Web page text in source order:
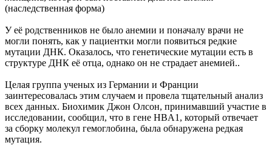
(наследственная форма)
У её родственников не было анемии и поначалу врачи не
могли понять, как у пациентки могли появиться редкие
мутации ДНК. Оказалось, что генетические мутации есть в
структуре ДНК её отца, однако он не страдает анемией..
Целая группа ученых из Германии и Франции
заинтересовалась этим случаем и провела тщательный анализ
всех данных. Биохимик Джон Олсон, принимавший участие в
исследовании, сообщил, что в гене HBA1, который отвечает
за сборку молекул гемоглобина, была обнаружена редкая
мутация.